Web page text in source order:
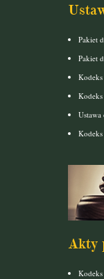
Pakiet
Pakiet
Akty